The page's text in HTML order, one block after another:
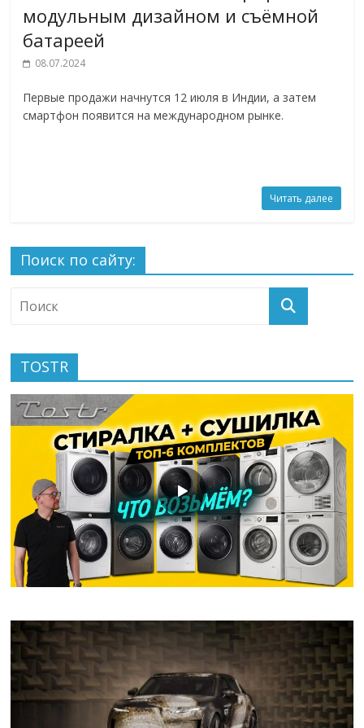
модульным дизайном и съёмной
батареей
08.07.2024
Первые продажи начнутся 12 июля в Индии, а затем
смартфон появится на международном рынке.
Читать далее
Поиск по сайту:
TOSTR